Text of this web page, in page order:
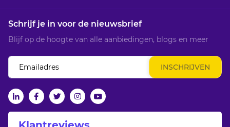
Schrijf je in voor de nieuwsbrief
Blijf op de hoogte van alle aanbiedingen, blogs en meer
Abonneer
u
onze
nieuwsbrief
INSCHRIJVEN
linkedinfacebook
twitterInstagramYoutube